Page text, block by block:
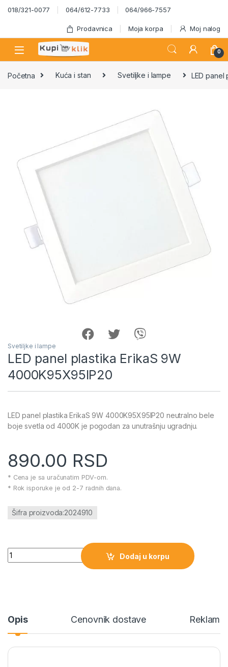
Skip to navigation
Skip to content
018/321-0077 064/612-7733 064/966-7557
Prodavnica Moja korpa Moj nalog
0
Početna Kuća i stan Svetiljke i lampe LED panel
Svetiljke i lampe
LED panel plastika ErikaS 9W
4000K95X95IP20
LED panel plastika ErikaS 9W 4000K95X95IP20 neutralno bele
boje svetla od 4000K je pogodan za unutrašnju ugradnju.
890.00 RSD
* Cena je sa uračunatim PDV-om.
* Rok isporuke je od 2-7 radnih dana.
Šifra proizvoda:2024910
LED panel plastika ErikaS 9W 4000K95X95IP20 količina
Dodaj u korpu
Opis Cenovnik dostave